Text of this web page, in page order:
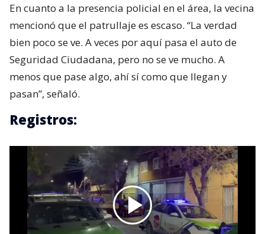
En cuanto a la presencia policial en el área, la vecina
mencionó que el patrullaje es escaso. “La verdad
bien poco se ve. A veces por aquí pasa el auto de
Seguridad Ciudadana, pero no se ve mucho. A
menos que pase algo, ahí sí como que llegan y
pasan”, señaló.
Registros: